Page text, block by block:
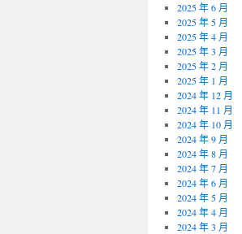
2025 年 6 月
2025 年 5 月
2025 年 4 月
2025 年 3 月
2025 年 2 月
2025 年 1 月
2024 年 12 月
2024 年 11 月
2024 年 10 月
2024 年 9 月
2024 年 8 月
2024 年 7 月
2024 年 6 月
2024 年 5 月
2024 年 4 月
2024 年 3 月